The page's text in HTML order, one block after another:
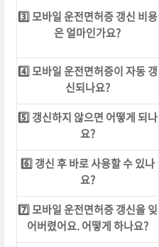
3️⃣ 모바일 운전면허증 갱신 비용
은 얼마인가요?
4️⃣ 모바일 운전면허증이 자동 갱
신되나요?
5️⃣ 갱신하지 않으면 어떻게 되나
요?
6️⃣ 갱신 후 바로 사용할 수 있나
요?
7️⃣ 모바일 운전면허증 갱신을 잊
어버렸어요. 어떻게 하나요?